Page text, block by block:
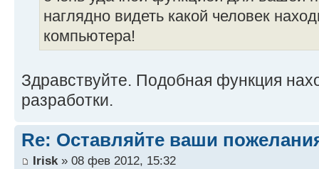
наглядно видеть какой человек
компьютера!
Здравствуйте. Подобная функция
разработки.
Re: Оставляйте ваши
Irisk» 08 фев 2012, 15:32